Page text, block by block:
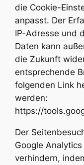
die Cookie-
anpasst. Der
IP-Adresse und
Daten kann
die Zukunft
entsprechende
folgenden Link
werden:
https://
Der
Google
verhindern,